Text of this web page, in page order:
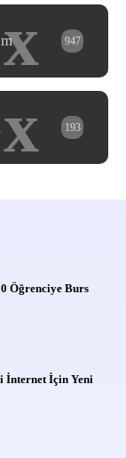
x 947
x 193
Öğrenciye Burs
İnternet İçin Yeni